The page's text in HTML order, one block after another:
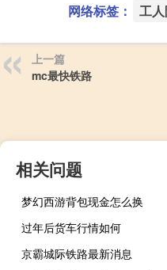
网络标签： 工
上一篇
mc最快铁路
相关问题
梦幻西游背包现金怎么换
过年后货车行情如何
京霸城际铁路最新消息